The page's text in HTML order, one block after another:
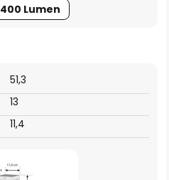
400 Lumen
13
51,3
11,4